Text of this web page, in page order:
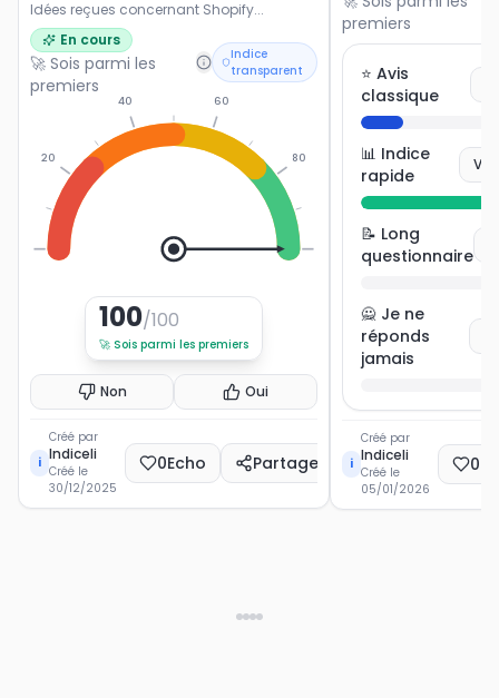
Idées reçues concernant Shopify...
En cours
🚀 Sois parmi les
premiers
Indice
transparent
20
40 60
80
100/100
🚀 Sois parmi les premiers
Non Oui
i
Créé par
Indiceli
Créé le
30/12/2025
0Echo Partager
premiers
⭐ Avis
classique
📊 Indice
rapide
📝 Long
questionnaire
🙅 Je ne
réponds
jamais
i
Créé par
Indiceli
Créé le
05/01/2026
0